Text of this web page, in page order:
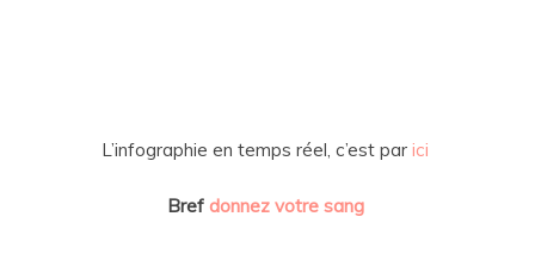
L’infographie en temps réel, c’est par ici
Bref donnez votre sang